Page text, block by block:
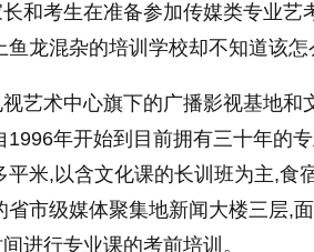
和考生在准备参加传媒类专业
龙混杂的培训学校却不知道该怎
艺术中心旗下的广播影视基地
1996年开始到目前拥有三十年的
平米,以含文化课的长训班为主,食
省市级媒体聚集地新闻大楼三层,
进行专业课的考前培训。